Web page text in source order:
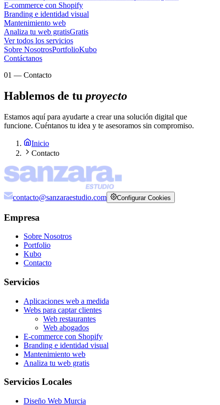
E-commerce con Shopify
Branding e identidad visual
Mantenimiento web
Analiza tu web gratisGratis
Ver todos los servicios
Sobre NosotrosPortfolioKubo
Contáctanos
01 — Contacto
Hablemos de tu proyecto
Estamos aquí para ayudarte a crear una solución digital que
funcione. Cuéntanos tu idea y te asesoramos sin compromiso.
Inicio
Contacto
contacto@sanzaraestudio.com Configurar Cookies
Empresa
Sobre Nosotros
Portfolio
Kubo
Contacto
Servicios
Aplicaciones web a medida
Webs para captar clientes
Web restaurantes
Web abogados
E-commerce con Shopify
Branding e identidad visual
Mantenimiento web
Analiza tu web gratis
Servicios Locales
Diseño Web Murcia